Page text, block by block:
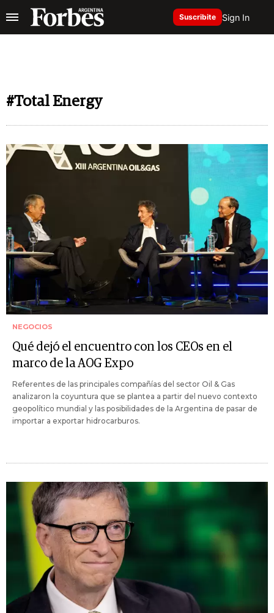
Suscribite Sign In
#Total Energy
NEGOCIOS
Qué dejó el encuentro con los CEOs en el
marco de la AOG Expo
Referentes de las principales compañías del sector Oil & Gas
analizaron la coyuntura que se plantea a partir del nuevo contexto
geopolítico mundial y las posibilidades de la Argentina de pasar de
importar a exportar hidrocarburos.